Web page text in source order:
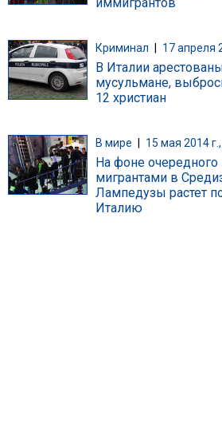
Криминал 17 апреля
В Италии
мусульмане,
12 христиан
В мире 15 мая 2014 г.,
На фоне
мигрантами в
Лампедузы растет
Италию